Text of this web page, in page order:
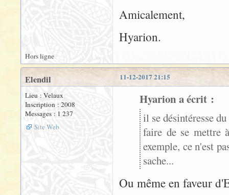
Amicalement,
Hyarion.
Hors ligne
11-12-2017 21:15
Elendil
Lieu : Velaux
Inscription : 2008
Messages : 1 237
Site Web
Hyarion a écrit :
il se désintéresse
faire de se mettre
exemple, ce n'est
sache...
Ou même en faveur